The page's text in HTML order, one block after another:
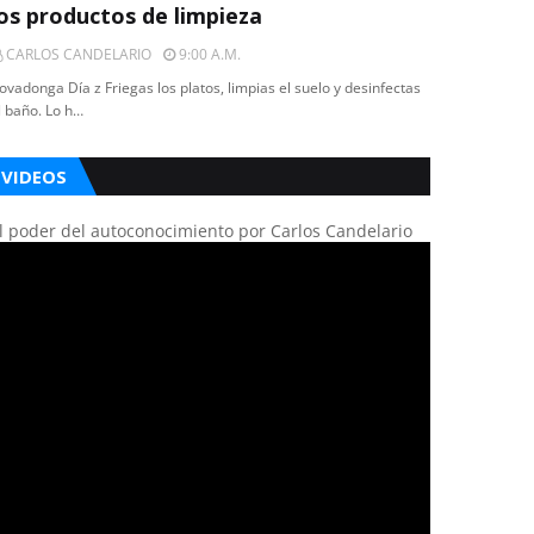
productos de limpieza
CARLOS CANDELARIO
9:00 A.m.
Día z Friegas los platos, limpias el suelo y desinfectas
baño. Lo h…
VIDEOS
poder del autoconocimiento por Carlos Candelario